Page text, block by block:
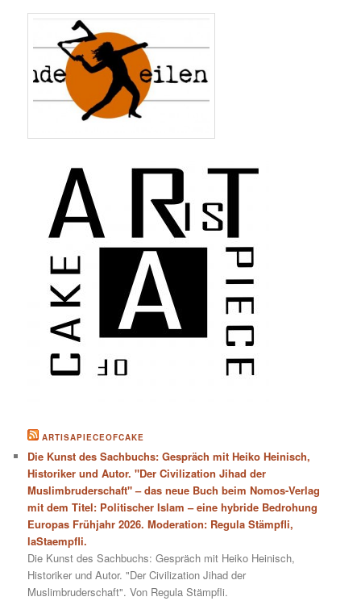
ARTISAPIECEOFCAKE
Die Kunst des Sachbuchs: Gespräch mit Heiko Heinisch,
Historiker und Autor. "Der Civilization Jihad der
Muslimbruderschaft" – das neue Buch beim Nomos-Verlag
mit dem Titel: Politischer Islam – eine hybride Bedrohung
Europas Frühjahr 2026. Moderation: Regula Stämpfli,
laStaempfli.
Die Kunst des Sachbuchs: Gespräch mit Heiko Heinisch,
Historiker und Autor. "Der Civilization Jihad der
Muslimbruderschaft". Von Regula Stämpfli.